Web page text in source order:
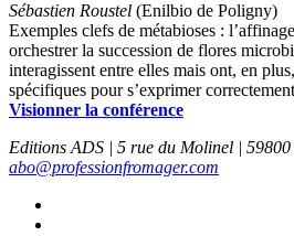
Sébastien Roustel (Enilbio de Poligny)
Exemples clefs de métabioses :
orchestrer la succession de flores
interagissent entre elles mais ont, en
spécifiques pour s’exprimer
Visionner la conférence
Editions ADS | 5 rue du Molinel |
abo@professionfromager.com